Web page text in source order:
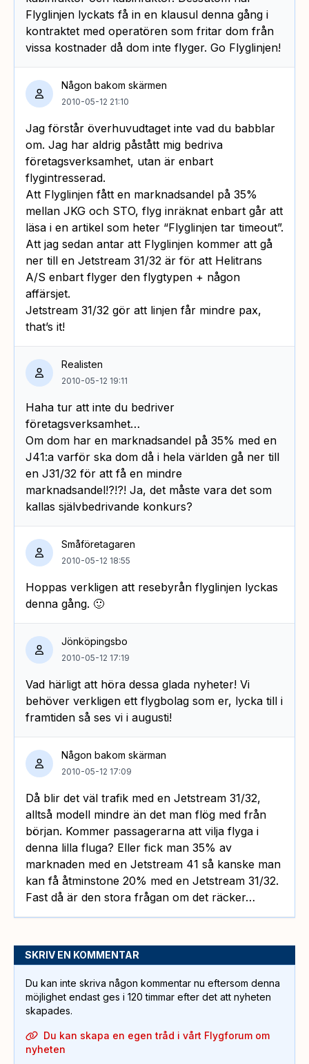
Flyglinjen lyckats få in en klausul denna gång i
kontraktet med operatören som fritar dom från
vissa kostnader då dom inte flyger. Go Flyglinjen!
Någon bakom skärmen
2010-05-12 21:10
Jag förstår överhuvudtaget inte vad du babblar
om. Jag har aldrig påstått mig bedriva
företagsverksamhet, utan är enbart
flygintresserad.
Att Flyglinjen fått en marknadsandel på 35%
mellan JKG och STO, flyg inräknat enbart går att
läsa i en artikel som heter “Flyglinjen tar timeout”.
Att jag sedan antar att Flyglinjen kommer att gå
ner till en Jetstream 31/32 är för att Helitrans
A/S enbart flyger den flygtypen + någon
affärsjet.
Jetstream 31/32 gör att linjen får mindre pax,
that’s it!
Realisten
2010-05-12 19:11
Haha tur att inte du bedriver
företagsverksamhet…
Om dom har en marknadsandel på 35% med en
J41:a varför ska dom då i hela världen gå ner till
en J31/32 för att få en mindre
marknadsandel!?!?! Ja, det måste vara det som
kallas självbedrivande konkurs?
Småföretagaren
2010-05-12 18:55
Hoppas verkligen att resebyrån flyglinjen lyckas
denna gång. 🙂
Jönköpingsbo
2010-05-12 17:19
Vad härligt att höra dessa glada nyheter! Vi
behöver verkligen ett flygbolag som er, lycka till i
framtiden så ses vi i augusti!
Någon bakom skärman
2010-05-12 17:09
Då blir det väl trafik med en Jetstream 31/32,
alltså modell mindre än det man flög med från
början. Kommer passagerarna att vilja flyga i
denna lilla fluga? Eller fick man 35% av
marknaden med en Jetstream 41 så kanske man
kan få åtminstone 20% med en Jetstream 31/32.
Fast då är den stora frågan om det räcker…
SKRIV EN KOMMENTAR
Du kan inte skriva någon kommentar nu eftersom denna
möjlighet endast ges i 120 timmar efter det att nyheten
skapades.
Du kan skapa en egen tråd i vårt Flygforum om
nyheten